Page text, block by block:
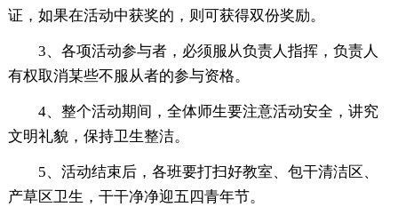
证，如果在活动中获奖的，则可获得双份奖励。
3、各项活动参与者，必须服从负责人指挥，负责人
有权取消某些不服从者的参与资格。
4、整个活动期间，全体师生要注意活动安全，讲究
文明礼貌，保持卫生整洁。
5、活动结束后，各班要打扫好教室、包干清洁区、
产草区卫生，干干净净迎五四青年节。